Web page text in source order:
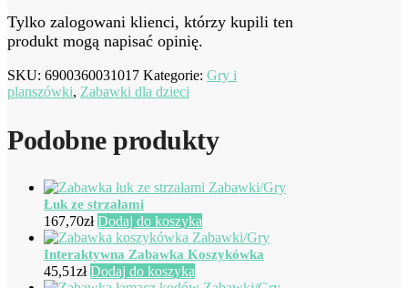
Tylko zalogowani klienci, którzy kupili ten
produkt mogą napisać opinię.
SKU: 6900360031017 Kategorie: Gry i
planszówki, Zabawki dla dzieci
Podobne produkty
Łuk ze strzałami
167,70zł Dodaj do koszyka
Interaktywna Zabawka Koszykówka
45,51zł Dodaj do koszyka